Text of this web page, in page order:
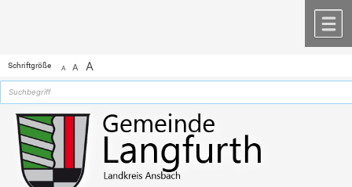
Schriftgröße A A A